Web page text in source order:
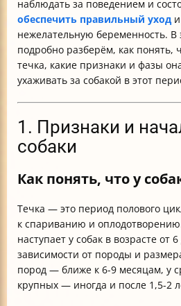
наблюдать за поведением и
обеспечить правильный уход
нежелательную беременность. В
подробно разберём, как понять,
течка, какие признаки и фазы
ухаживать за собакой в этот
1. Признаки и
собаки
Как понять, что у
Течка — это период полового
к спариванию и
наступает у собак в возрасте от
зависимости от породы и
пород — ближе к 6-9 месяцам, у
крупных — иногда и после 1,5-2